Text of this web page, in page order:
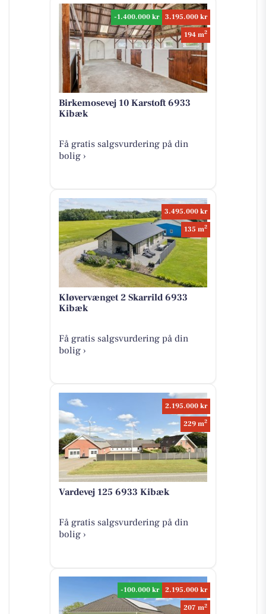
-1.400.000 kr
3.195.000 kr
194 m2
Birkemosevej 10 Karstoft 6933
Kibæk
Få gratis salgsvurdering på din
bolig ›
3.495.000 kr
135 m2
Kløvervænget 2 Skarrild 6933
Kibæk
Få gratis salgsvurdering på din
bolig ›
2.195.000 kr
229 m2
Vardevej 125 6933 Kibæk
Få gratis salgsvurdering på din
bolig ›
-100.000 kr
2.195.000 kr
207 m2